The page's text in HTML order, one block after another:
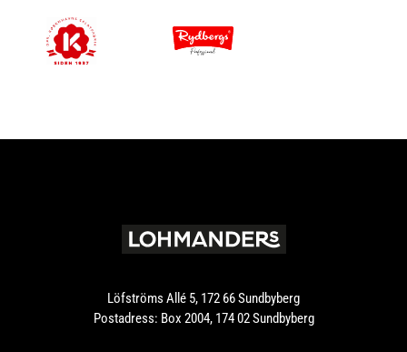
Löfströms Allé 5, 172 66 Sundbyberg
Postadress: Box 2004, 174 02 Sundbyberg